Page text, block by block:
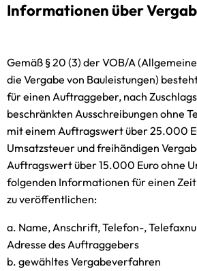
Informationen über
Gemäß § 20 (3) der VOB/A
die Vergabe von Bauleistungen)
für einen Auftraggeber, nach
beschränkten Ausschreibungen ohne
mit einem Auftragswert über 25.000
Umsatzsteuer und freihändigen
Auftragswert über 15.000 Euro ohne
folgenden Informationen für einen
zu veröffentlichen:
a. Name, Anschrift, Telefon-,
Adresse des Auftraggebers
b. gewähltes Vergabeverfahren